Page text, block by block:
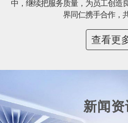
中，继续把服务质量，为员工创造
界同仁携手合作，
查看更
新闻资